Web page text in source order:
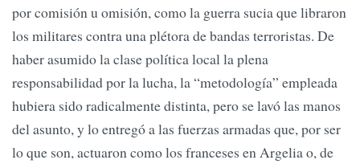
por comisión u omisión, como la guerra sucia que libraron
los militares contra una plétora de bandas terroristas. De
haber asumido la clase política local la plena
responsabilidad por la lucha, la “metodología” empleada
hubiera sido radicalmente distinta, pero se lavó las manos
del asunto, y lo entregó a las fuerzas armadas que, por ser
lo que son, actuaron como los franceses en Argelia o, de